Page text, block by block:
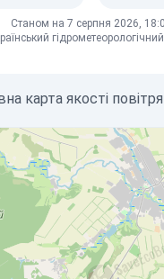
Станом на 7 серпня 2026,
карта якості